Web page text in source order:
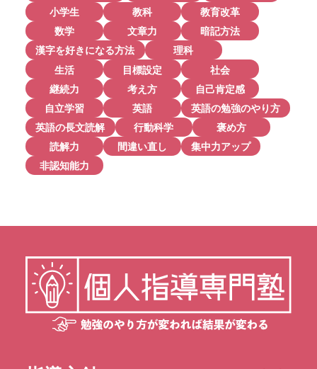
小学生
教科
教育改革
数学
文章力
暗記方法
漢字を好きになる方法
理科
生活
目標設定
社会
継続力
考え方
自己肯定感
自立学習
英語
英語の勉強のやり方
英語の長文読解
行動科学
褒め方
読解力
間違い直し
集中力アップ
非認知能力